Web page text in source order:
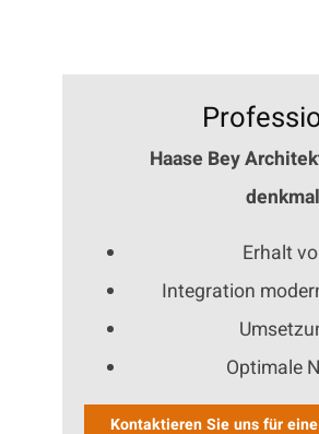
Haase Bey
Erhalt
Integration
Optimale
Kontaktieren Sie uns für